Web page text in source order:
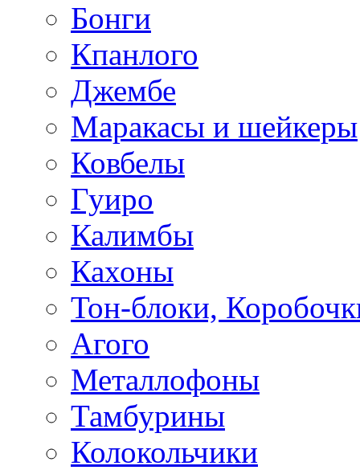
Бонги
Кпанлого
Джембе
Маракасы и шейкеры
Ковбелы
Гуиро
Калимбы
Кахоны
Тон-блоки,
Агого
Металлофоны
Тамбурины
Колокольчики